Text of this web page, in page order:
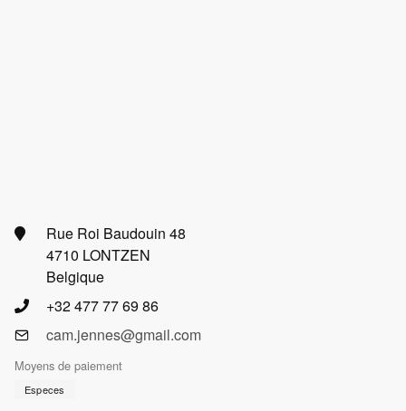
Rue Roi Baudouin 48
4710 LONTZEN
Belgique
+32 477 77 69 86
cam.jennes@gmail.com
Moyens de paiement
Especes